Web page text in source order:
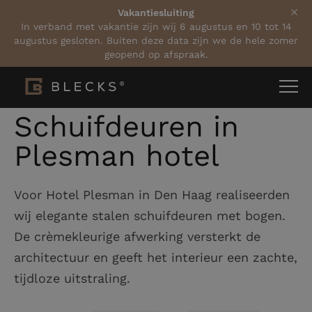
Vakantiesluiting
In verband met vakantie zijn wij 6 augustus en 10 tot 14
augustus gesloten. Buiten deze data zijn we de hele zomer
geopend op afspraak.
Home Projecten
Schuifdeuren in
Plesman hotel
Voor Hotel Plesman in Den Haag realiseerden
wij elegante stalen schuifdeuren met bogen.
De crèmekleurige afwerking versterkt de
architectuur en geeft het interieur een zachte,
tijdloze uitstraling.